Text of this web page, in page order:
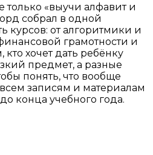
только «выучи алфавит и
собрал в одной
курсов: от алгоритмики и
грамотности и
кто хочет дать ребёнку
предмет, а разные
понять, что вообще
записям и материалам
конца учебного года.